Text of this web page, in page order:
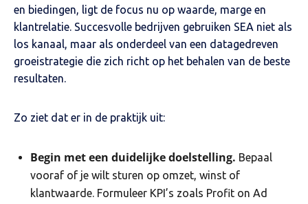
en biedingen, ligt de focus nu op waarde, marge en
klantrelatie. Succesvolle bedrijven gebruiken SEA niet als
los kanaal, maar als onderdeel van een datagedreven
groeistrategie die zich richt op het behalen van de beste
resultaten.
Zo ziet dat er in de praktijk uit:
Begin met een duidelijke doelstelling. Bepaal
vooraf of je wilt sturen op omzet, winst of
klantwaarde. Formuleer KPI’s zoals Profit on Ad